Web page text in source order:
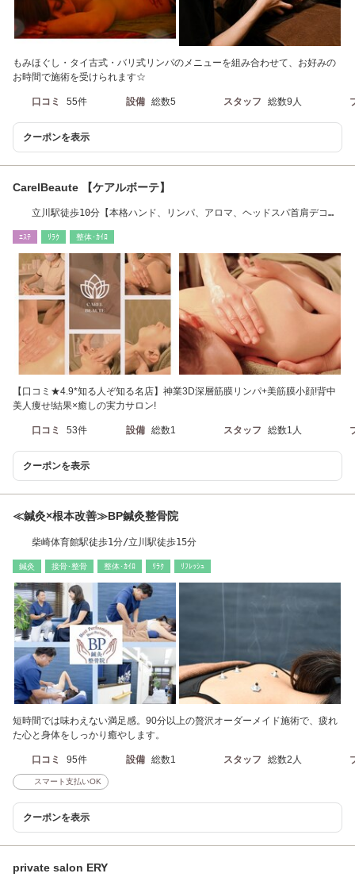
もみほぐし・タイ古式・バリ式リンパのメニューを組み合わせて、お好みの
お時間で施術を受けられます☆
口コミ 55件 設備 総数5 スタッフ 総数9人
クーポンを表示
CarelBeaute 【ケアルボーテ】
立川駅徒歩10分【本格ハンド、リンパ、アロマ、ヘッドスパ首肩デコル
ｴｽﾃ ﾘﾗｸ 整体･ｶｲﾛ
【口コミ★4.9*知る人ぞ知る名店】神業3D深層筋膜リンパ+美筋膜小顔!背中
美人痩せ!結果×癒しの実力サロン!
口コミ 53件 設備 総数1 スタッフ 総数1人
クーポンを表示
≪鍼灸×根本改善≫BP鍼灸整骨院
柴崎体育館駅徒歩1分/立川駅徒歩15分
鍼灸 接骨･整骨 整体･ｶｲﾛ ﾘﾗｸ ﾘﾌﾚｯｼｭ
短時間では味わえない満足感。90分以上の贅沢オーダーメイド施術で、疲れ
た心と身体をしっかり癒やします。
口コミ 95件 設備 総数1 スタッフ 総数2人
スマート支払いOK
クーポンを表示
private salon ERY